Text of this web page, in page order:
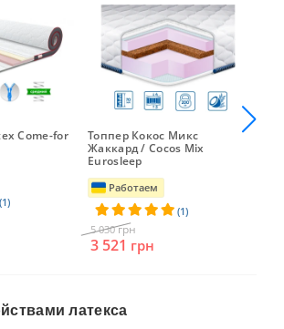
Come-for
(1)
Топпер Кокос Микс
Жаккард / Cocos Mix
Eurosleep
Работаем
(1)
5 030грн
3 521 грн
латекса